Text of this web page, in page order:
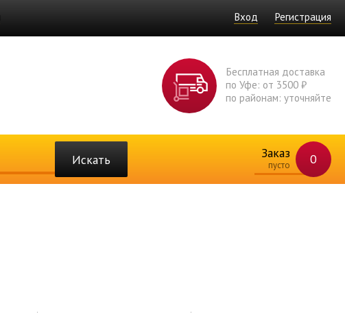
Вход Регистрация
Бесплатная доставка
по Уфе: от 3500 ₽
по районам: уточняйте
Искать Заказ 0
пусто